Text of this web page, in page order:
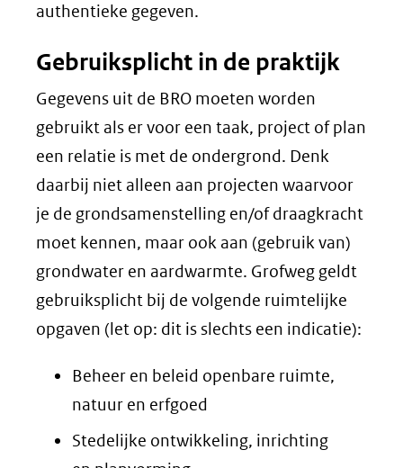
authentieke gegeven.
Gebruiksplicht in de praktijk
Gegevens uit de BRO moeten worden
gebruikt als er voor een taak, project of plan
een relatie is met de ondergrond. Denk
daarbij niet alleen aan projecten waarvoor
je de grondsamenstelling en/of draagkracht
moet kennen, maar ook aan (gebruik van)
grondwater en aardwarmte. Grofweg geldt
gebruiksplicht bij de volgende ruimtelijke
opgaven (let op: dit is slechts een indicatie):
Beheer en beleid openbare ruimte,
natuur en erfgoed
Stedelijke ontwikkeling, inrichting